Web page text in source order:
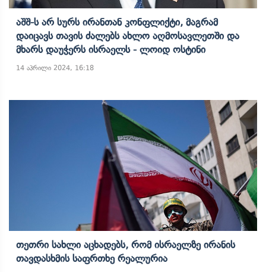
Აშშ-Ს Არ Სურს Ირანთან Კონფლიქტი, Მაგრამ
Დაიცავს Თავის Ძალებს Ახლო Აღმოსავლეთში Და
Მხარს Დაუჭერს Ისრაელს - Ლოიდ Ოსტინი
14 აპრილი 2024, 16:18
Თეთრი Სახლი Აცხადებს, Რომ Ისრაელზე Ირანის
Თავდასხმის Საფრთხე Რეალურია